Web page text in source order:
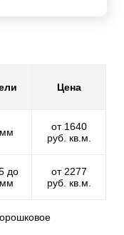
Цена
от 1640
руб. кв.м.
до
от 2277
руб. кв.м.